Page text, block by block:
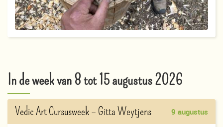
In de week van 8 tot 15 augustus 2026
Vedic Art Cursusweek– Gitta Weytjens 9 augustus